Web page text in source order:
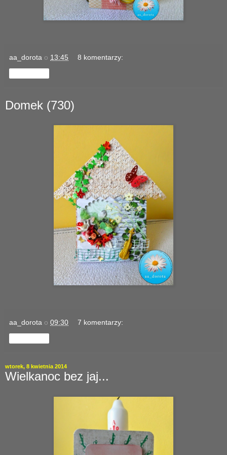
aa_dorota o 13:45 8 komentarzy:
Domek (730)
aa_dorota o 09:30 7 komentarzy:
wtorek, 8 kwietnia 2014
Wielkanoc bez jaj...